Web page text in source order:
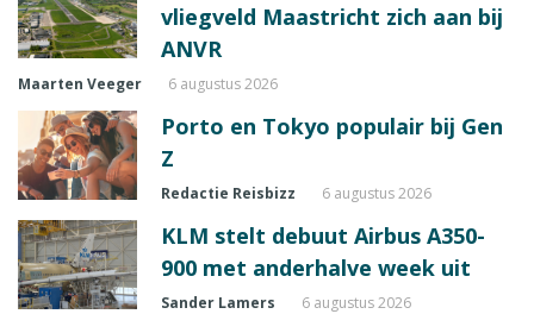
vliegveld Maastricht zich aan bij
ANVR
Maarten Veeger 6 augustus 2026
Porto en Tokyo populair bij Gen
Z
Redactie Reisbizz 6 augustus 2026
KLM stelt debuut Airbus A350-
900 met anderhalve week uit
Sander Lamers 6 augustus 2026